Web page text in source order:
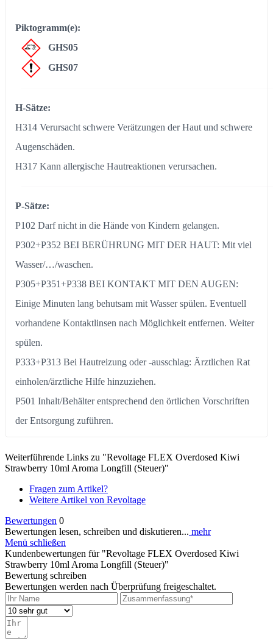
Piktogramm(e):
GHS05
GHS07
H-Sätze:
H314 Verursacht schwere Verätzungen der Haut und schwere
Augenschäden.
H317 Kann allergische Hautreaktionen verursachen.
P-Sätze:
P102 Darf nicht in die Hände von Kindern gelangen.
P302+P352 BEI BERÜHRUNG MIT DER HAUT: Mit viel
Wasser/…/waschen.
P305+P351+P338 BEI KONTAKT MIT DEN AUGEN:
Einige Minuten lang behutsam mit Wasser spülen. Eventuell
vorhandene Kontaktlinsen nach Möglichkeit entfernen. Weiter
spülen.
P333+P313 Bei Hautreizung oder -ausschlag: Ärztlichen Rat
einholen/ärztliche Hilfe hinzuziehen.
P501 Inhalt/Behälter entsprechend den örtlichen Vorschriften
der Entsorgung zuführen.
Weiterführende Links zu "Revoltage FLEX Overdosed Kiwi
Strawberry 10ml Aroma Longfill (Steuer)"
Fragen zum Artikel?
Weitere Artikel von Revoltage
Bewertungen 0
Bewertungen lesen, schreiben und diskutieren... mehr
Menü schließen
Kundenbewertungen für "Revoltage FLEX Overdosed Kiwi
Strawberry 10ml Aroma Longfill (Steuer)"
Bewertung schreiben
Bewertungen werden nach Überprüfung freigeschaltet.